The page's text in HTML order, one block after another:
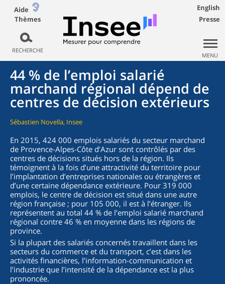
Aide
Thèmes
RECHERCHE
English
Presse
MENU
44 % de l’emploi salarié
marchand régional dépend de
centres de décision extérieurs
Sébastien Novella, Insee
En 2015, 424 000 emplois salariés du secteur marchand
de Provence-Alpes-Côte d’Azur sont contrôlés par des
centres de décisions situés hors de la région. Ils
témoignent à la fois d’une attractivité du territoire pour
l’implantation d’entreprises nationales ou étrangères et
d’une certaine dépendance extérieure. Pour 319 000
emplois, le centre de décision est situé dans une autre
région française ; pour 105 000, il est à l’étranger. Ils
représentent au total 44 % de l’emploi salarié marchand
régional contre 46 % en moyenne dans les régions de
province.
Si la plupart des salariés concernés travaillent dans les
secteurs du commerce et du transport, c’est dans les
activités financières, l’information-communication et
l’industrie que l’intensité de la dépendance est la plus
prononcée.